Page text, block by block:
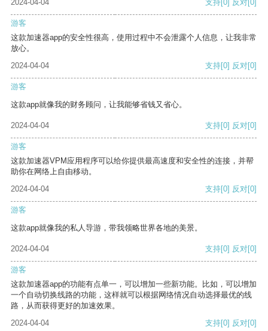
2024-04-04
支持[0] 反对[0]
游客
这款加速器app的安全性很高，使用过程中不会泄露个人信息，让我非常
放心。
2024-04-04
支持[0] 反对[0]
游客
这款app就像我的财务顾问，让我能够省钱又省心。
2024-04-04 支持[0] 反对[0]
游客
这款加速器VPM应用程序可以给你提供最高速度和安全性的连接，并帮
助你在网络上自由移动。
2024-04-04
支持[0] 反对[0]
游客
这款app就像我的私人导游，带我领略世界各地的美景。
2024-04-04 支持[0] 反对[0]
游客
这款加速器app的功能有点单一，可以增加一些新功能。比如，可以增加
一个自动切换线路的功能，这样就可以根据网络情况自动选择最优的线
路，从而获得更好的加速效果。
2024-04-04
支持[0] 反对[0]